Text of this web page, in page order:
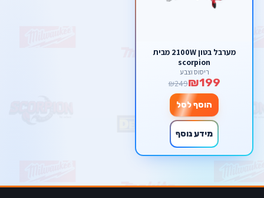
מערבל בטון 2100W מבית
scorpion
ריסוס וצבע
₪199
₪249
הוסף לסל
מידע נוסף